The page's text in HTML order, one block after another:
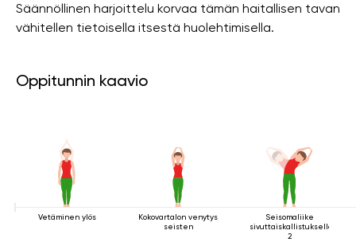
Säännöllinen harjoittelu korvaa tämän haitallisen tavan
vähitellen tietoisella itsestä huolehtimisella.
Oppitunnin kaavio
Vetäminen ylös
Kokovartalon venytys
seisten
Seisomaliike
sivuttaiskallistuksella
2